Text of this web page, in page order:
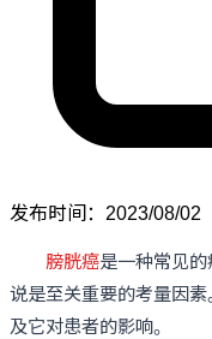
发布时间：2023/08/02
膀胱癌是一种常见
说是至关重要的考量因
及它对患者的影响。